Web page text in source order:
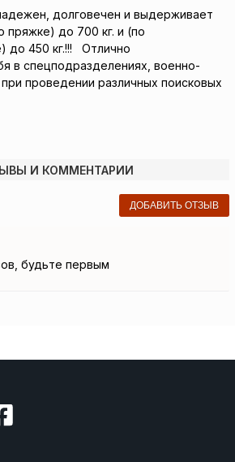
долговечен и выдерживает
пряжке) до 700 кг. и (по
до 450 кг.!!! Отлично
в спецподразделениях, военно-
при проведении различных поисковых
И КОММЕНТАРИИ
ДОБАВИТЬ ОТЗЫВ
будьте первым